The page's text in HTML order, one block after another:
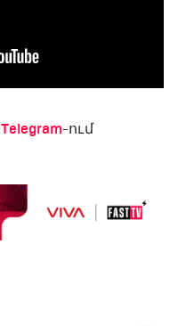
Telegram-ում